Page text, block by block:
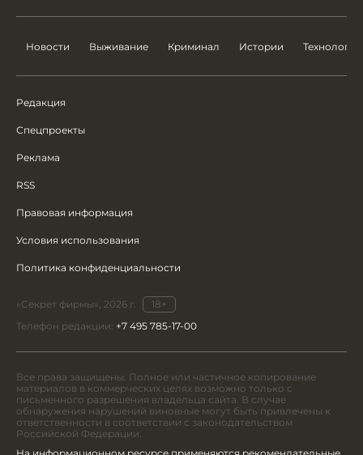
Новости Выживание Криминал Истории Технологии
Редакция
Спецпроекты
Реклама
RSS
Правовая информация
Условия использования
Политика конфиденциальности
«Секрет фирмы», 2026 г.
18+
Телефон редакции: +7 495 785-17-00
Все права защищены. Полное или частичное копирование
материалов в коммерческих целях возможно только с
письменного разрешения владельца сайта. В случае
обнаружения нарушений виновные могут быть привлечены к
ответственности в соответствии с законодательством
Российской Федерации.